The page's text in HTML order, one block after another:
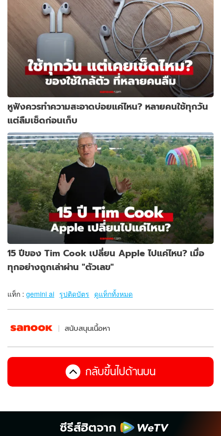
หูฟังควรทำความสะอาดบ่อยแค่ไหน? หลายคนใช้ทุกวัน
แต่ลืมเช็ดก่อนเก็บ
15 ปีของ Tim Cook เปลี่ยน Apple ไปแค่ไหน? เมื่อ
ทุกอย่างถูกเล่าผ่าน "ตัวเลข"
แท็ก : gemini ai รูปติดบัตร ดูแท็กทั้งหมด
สนับสนุนเนื้อหา
กลับขึ้นไปด้านบน
ซีรีส์ฮิตจาก